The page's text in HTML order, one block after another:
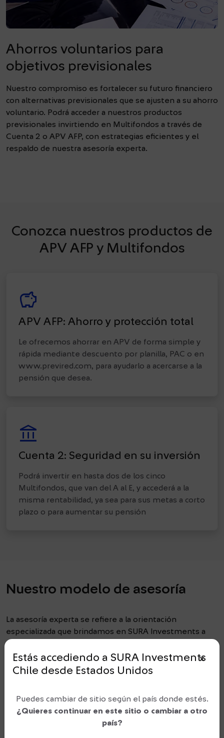
Ahorros voluntarios para
objetivos previsionales
Nuestro compromiso es fortalecer su futuro financiero
con alternativas previsionales que se ajusten a su ahorro
voluntario. Podrá acceder a nuestros productos
previsionales invirtiendo en Multifondos a través de
Cuenta 2 o APV AFP, con estrategias eficientes y el
respaldo de nuestra asesoría experta.
Conozca nuestros productos de
APV AFP y Multifondos
Savings
APV AFP: Ahorro y protección total
Le ofrecemos ahorrar en APV de forma simple y
rápida mediante descuento por planilla, PAC o en
www.previred.com, para ayudarlo a acercarse a la
pensión que desea.
account_balance
Cuenta 2: Seguridad en su inversión
Podrá invertir en hasta dos de los cinco
Multifondos, que van del A al E, y accederá a la
misma rentabilidad, ya sea para sus metas a corto
plazo o para aumentar su pensión
Nuestro modelo de asesoría
La asesoría experta se refiere a la orientación
especializada que brindamos en SURA Investments a
nuestros clientes. Para esto, contamos con un modelo
de asesoría diferenciador que consta de cuatro etapas:
Conocer en profundidad las necesidades y
inversionista y entregar una asesoría experta.
Construimos recomendaciones personalizadas que
Estás accediendo a SURA Investments
Chile desde Estados Unidos
Puedes cambiar de sitio según el país donde estés.
¿Quieres continuar en este sitio o cambiar a otro
país?
close_small